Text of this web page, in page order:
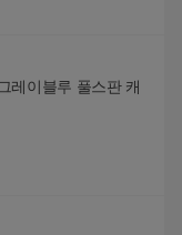
레이블루 풀스판 캐